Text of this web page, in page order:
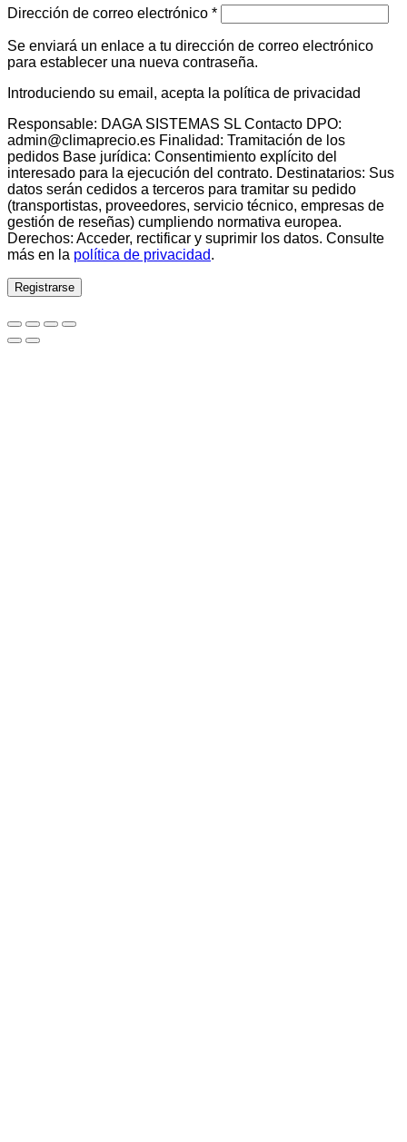
Dirección de correo electrónico *Obligatorio
Se enviará un enlace a tu dirección de correo electrónico
para establecer una nueva contraseña.
Introduciendo su email, acepta la política de privacidad
Responsable: DAGA SISTEMAS SL Contacto DPO:
admin@climaprecio.es Finalidad: Tramitación de los
pedidos Base jurídica: Consentimiento explícito del
interesado para la ejecución del contrato. Destinatarios: Sus
datos serán cedidos a terceros para tramitar su pedido
(transportistas, proveedores, servicio técnico, empresas de
gestión de reseñas) cumpliendo normativa europea.
Derechos: Acceder, rectificar y suprimir los datos. Consulte
más en la política de privacidad.
Registrarse